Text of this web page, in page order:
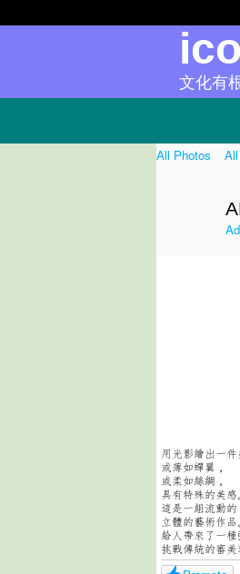
文化有
All Photos
用光影繪出一件
或薄如蟬翼，
或柔如絲綢，
具有特殊的美感。
這是一組流動的
立體的藝術作品。
給人帶來了一種
挑戰傳統的審美